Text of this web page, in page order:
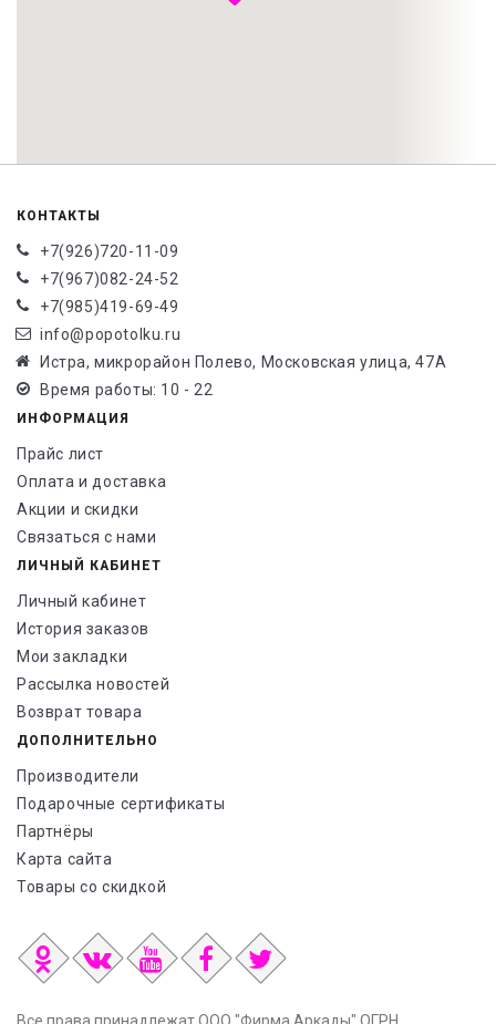
КОНТАКТЫ
+7(926)720-11-09
+7(967)082-24-52
+7(985)419-69-49
info@popotolku.ru
Истра, микрорайон Полево, Московская улица, 47А
Время работы: 10 - 22
ИНФОРМАЦИЯ
Прайс лист
Оплата и доставка
Акции и скидки
Связаться с нами
ЛИЧНЫЙ КАБИНЕТ
Личный кабинет
История заказов
Мои закладки
Рассылка новостей
Возврат товара
ДОПОЛНИТЕЛЬНО
Производители
Подарочные сертификаты
Партнёры
Карта сайта
Товары со скидкой